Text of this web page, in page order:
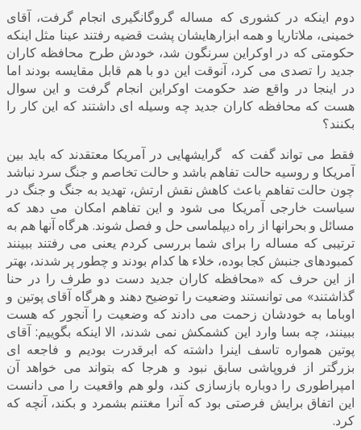
دوم اینکه در کشوری که مساله گروگانگیری انجام گرفت، آقای
خمینی، ملاتاریا و همه ابزارهایشان پشت قضیه رفتند عینا مثل اینکه
حکومتی که در اوکراین سرنگون شد، خودش طرح محافظه کاران
جدید را تصدی می کرد، آنوقت این دو با هم قابل مقایسه بودند اما
در اینجا در واقع ضد حکومت اوکراین انجام گرفت و این سوال
هست که محافظه کاران جدید چه وسیله ای داشتند که این کار را
بکنند؟
فقط می تواند گفت که گرایشهایی در آمریکا معتقدند که باید بین
آمریکا و روسیه حالت تفاهم باشد و حالت تخاصم و جنگ سرد نباشد
چون حالت تفاهم باعث کاهش نقش ارتش، تهدید به جنگ و جنگ در
سیاست خارجی آمریکا می شود و این تفاهم امکان می دهد که
مسائل و بحرانها از راه دیپلماسی حل و فصل شوند. هرگاه آنها هم به
ترتیبی که مساله را برای شما بررسی کردم یعنی می رفتند ببینند
کمبودهای جنبش کجا بوده، خلاء ها کدام بودند و چطور پر شدند، بهتر
از این حرف که «محافظه کاران جدید دست دو طرف را در حنا
گذاشتند» می توانستند وضعیت را توضیح دهند و هرگاه آقای پوتین و
اوباما به خودشان زحمت می دادند که وضعیت را آنجور که هست
ببینند، چه بسا وارد این کشمکش نمی شدند، الا اینکه بگوییم: آقای
پوتین همواره تاسف اینرا داشته که ابرقدرت بودیم و فاجعه ای
بزرگتر از فروپاشی سابق نبود و هرجا که بتواند می خواهد آن
امپراطوری را دوباره بازسازی کند، ولو هم واقعیت را می دانست
این اتفاق برایش فرصتی بود که آنرا مغتنم بشمرد و بکند، آنچه که
کرد.